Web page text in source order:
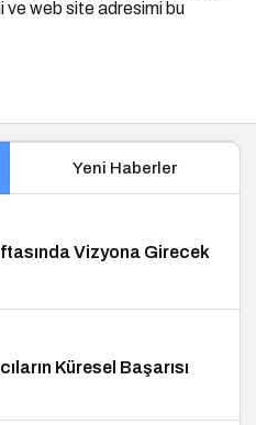
ve web site adresimi bu
Yeni Haberler
Vizyona Girecek
Küresel Başarısı